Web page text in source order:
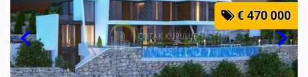
€ 470 000